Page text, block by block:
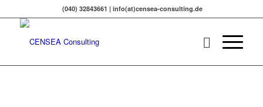
(040) 32843661 | info(at)censea-consulting.de